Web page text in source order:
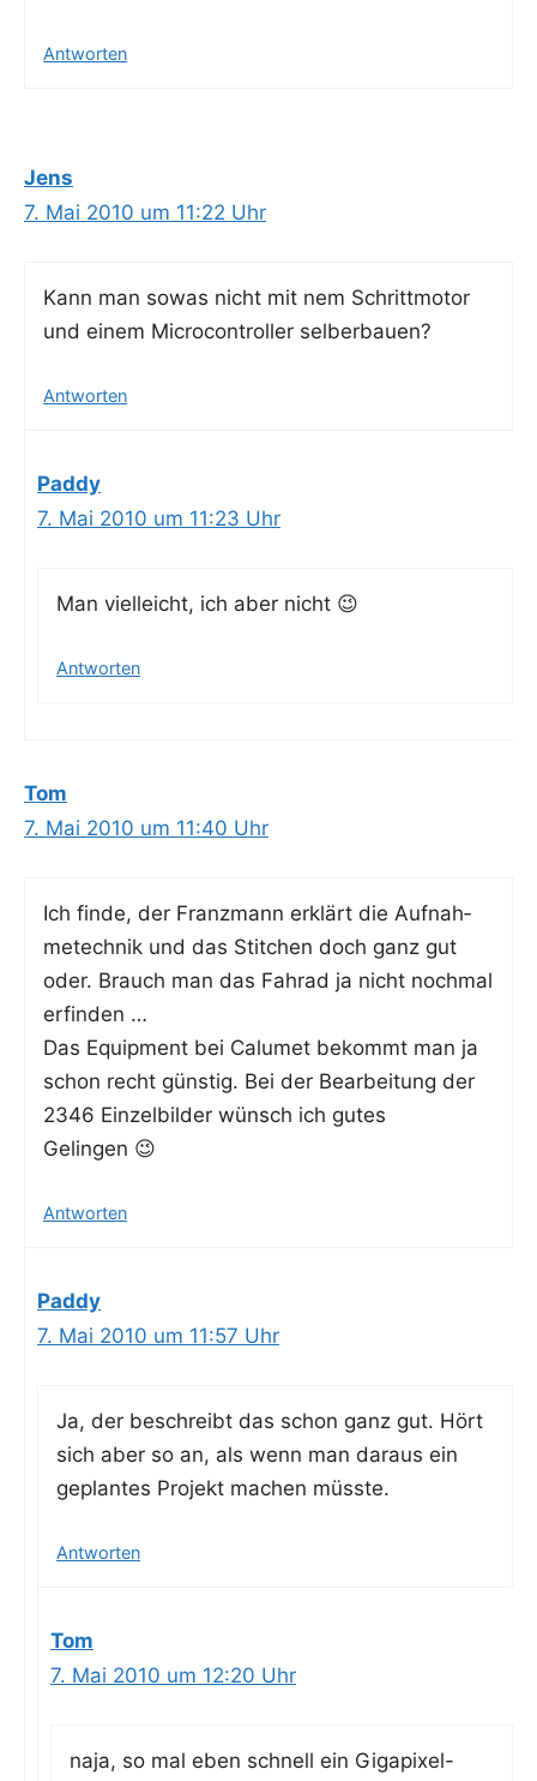
Antworten
Jens
7. Mai 2010 um 11:22 Uhr
Kann man sowas nicht mit nem Schritt­mo­tor
und einem Micro­con­trol­ler selberbauen?
Antworten
Paddy
7. Mai 2010 um 11:23 Uhr
Man viel­leicht, ich aber nicht 😉
Antworten
Tom
7. Mai 2010 um 11:40 Uhr
Ich fin­de, der Franz­mann erklärt die Auf­nah­
me­tech­nik und das Stit­chen doch ganz gut
oder. Brauch man das Fah­r­ad ja nicht noch­mal
erfinden …
Das Equip­ment bei Calu­met bekommt man ja
schon recht güns­tig. Bei der Bear­bei­tung der
2346 Ein­zel­bil­der wünsch ich gutes
Gelingen 😉
Antworten
Paddy
7. Mai 2010 um 11:57 Uhr
Ja, der beschreibt das schon ganz gut. Hört
sich aber so an, als wenn man dar­aus ein
geplan­tes Pro­jekt machen müsste.
Antworten
Tom
7. Mai 2010 um 12:20 Uhr
naja, so mal eben schnell ein Giga­pi­xel-